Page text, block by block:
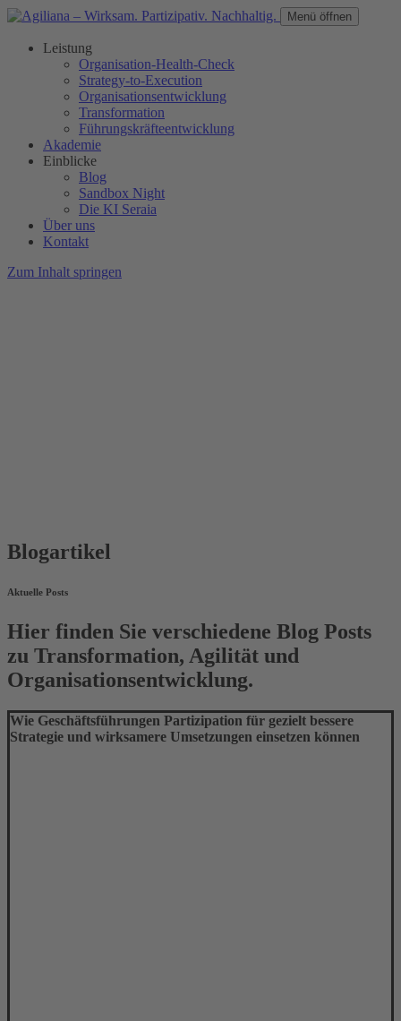
Menü öffnen
Leistung
Organisation-Health-Check
Strategy-to-Execution
Organisationsentwicklung
Transformation
Führungskräfteentwicklung
Akademie
Einblicke
Blog
Sandbox Night
Die KI Seraia
Über uns
Kontakt
Zum Inhalt springen
Blogartikel
Aktuelle Posts
Hier finden Sie verschiedene Blog Posts
zu Transformation, Agilität und
Organisationsentwicklung.
Wie Geschäftsführungen Partizipation für gezielt bessere
Strategie und wirksamere Umsetzungen einsetzen können